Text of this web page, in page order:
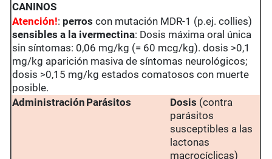
CANINOS
Atención!: perros con mutación MDR-1 (p.ej. collies)
sensibles a la ivermectina: Dosis máxima oral única
sin síntomas: 0,06 mg/kg (= 60 mcg/kg). dosis >0,1
mg/kg aparición masiva de síntomas neurológicos;
dosis >0,15 mg/kg estados comatosos con muerte
posible.
Administración Parásitos Dosis (contra
parásitos
susceptibles a las
lactonas
macrocíclicas)